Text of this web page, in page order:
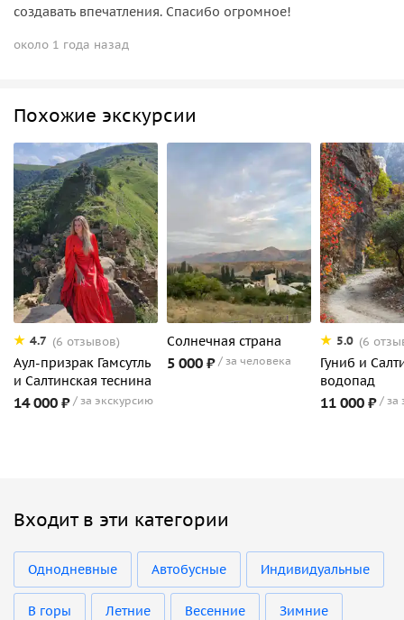
создавать впечатления. Спасибо огромное!
около 1 года назад
Похожие экскурсии
4.7 (6 отзывов)
Аул-призрак Гамсутль
и Салтинская теснина
14 000 ₽ за экскурсию
Солнечная страна
5 000 ₽ за человека
5.0 (6
Гуниб и
водопад
11 000 ₽ за
Входит в эти категории
Однодневные Автобусные Индивидуальные
В горы Летние Весенние Зимние